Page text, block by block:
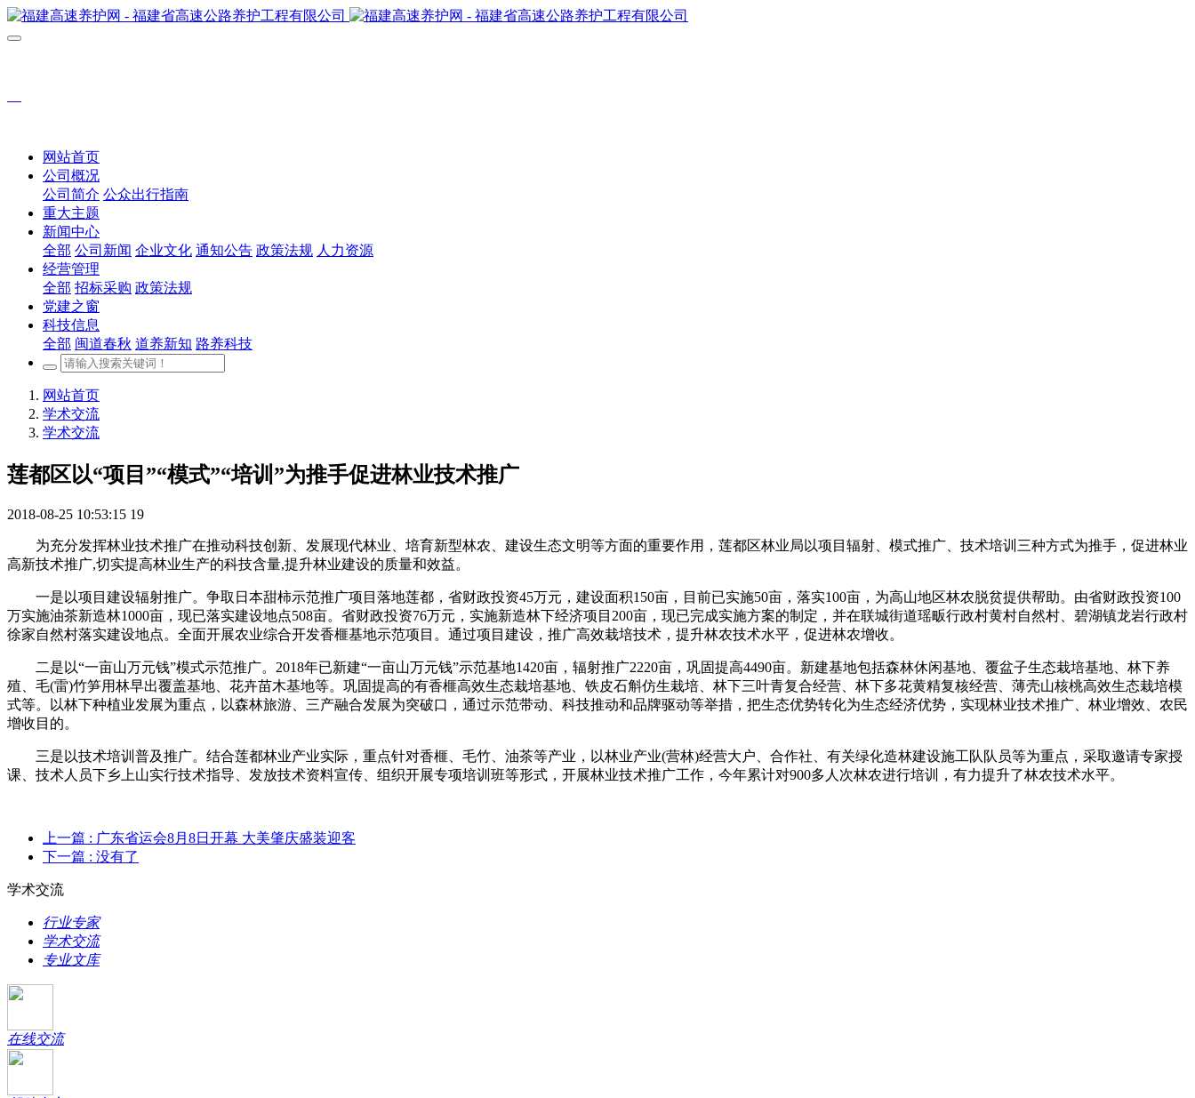
网站首页
公司概况
公司简介 公众出行指南
重大主题
新闻中心
全部 公司新闻 企业文化 通知公告 政策法规 人力资源
经营管理
全部 招标采购 政策法规
党建之窗
科技信息
全部 闽道春秋 道养新知 路养科技
网站首页
学术交流
学术交流
莲都区以“项目”“模式”“培训”为推手促进林业技术推广
2018-08-25 10:53:15 19
为充分发挥林业技术推广在推动科技创新、发展现代林业、培育新型林农、建设生态文明等方面的重要作用，莲都区林业局以项目辐射、模式推广、技术培训三种方式为推手，促进林业
高新技术推广,切实提高林业生产的科技含量,提升林业建设的质量和效益。
一是以项目建设辐射推广。争取日本甜柿示范推广项目落地莲都，省财政投资45万元，建设面积150亩，目前已实施50亩，落实100亩，为高山地区林农脱贫提供帮助。由省财政投资100
万实施油茶新造林1000亩，现已落实建设地点508亩。省财政投资76万元，实施新造林下经济项目200亩，现已完成实施方案的制定，并在联城街道瑶畈行政村黄村自然村、碧湖镇龙岩行政村
徐家自然村落实建设地点。全面开展农业综合开发香榧基地示范项目。通过项目建设，推广高效栽培技术，提升林农技术水平，促进林农增收。
二是以“一亩山万元钱”模式示范推广。2018年已新建“一亩山万元钱”示范基地1420亩，辐射推广2220亩，巩固提高4490亩。新建基地包括森林休闲基地、覆盆子生态栽培基地、林下养
殖、毛(雷)竹笋用林早出覆盖基地、花卉苗木基地等。巩固提高的有香榧高效生态栽培基地、铁皮石斛仿生栽培、林下三叶青复合经营、林下多花黄精复核经营、薄壳山核桃高效生态栽培模
式等。以林下种植业发展为重点，以森林旅游、三产融合发展为突破口，通过示范带动、科技推动和品牌驱动等举措，把生态优势转化为生态经济优势，实现林业技术推广、林业增效、农民
增收目的。
三是以技术培训普及推广。结合莲都林业产业实际，重点针对香榧、毛竹、油茶等产业，以林业产业(营林)经营大户、合作社、有关绿化造林建设施工队队员等为重点，采取邀请专家授
课、技术人员下乡上山实行技术指导、发放技术资料宣传、组织开展专项培训班等形式，开展林业技术推广工作，今年累计对900多人次林农进行培训，有力提升了林农技术水平。
上一篇 : 广东省运会8月8日开幕 大美肇庆盛装迎客
下一篇 : 没有了
学术交流
行业专家
学术交流
专业文库
在线交流